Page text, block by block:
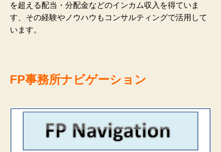
を超える配当・分配金などのインカム収入を得ていま
す、その経験やノウハウもコンサルティングで活用して
います。
FP事務所ナビゲーション